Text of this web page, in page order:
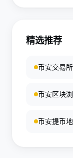
返佣作为交易
精选推荐
币安交易
币安区块
币安提币